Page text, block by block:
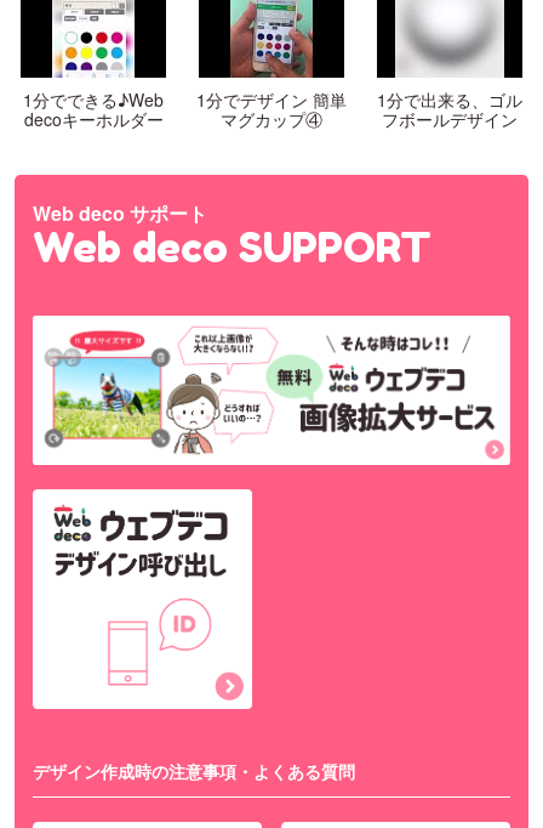
1分でできる♪Web
decoキーホルダー
1分でデザイン 簡単
マグカップ④
1分で出来る、ゴル
フボールデザイン
Web deco サポート
Web deco SUPPORT
デザイン作成時の注意事項・よくある質問